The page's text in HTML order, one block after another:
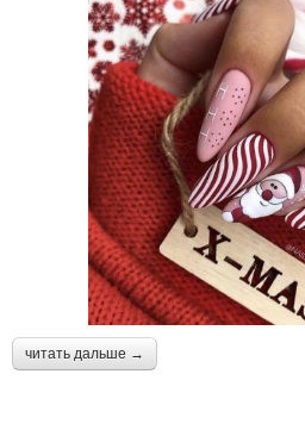
читать дальше →